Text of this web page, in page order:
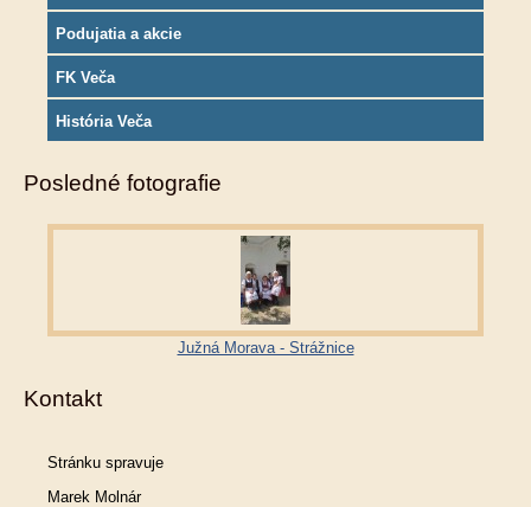
Podujatia a akcie
FK Veča
História Veča
Posledné fotografie
Južná Morava - Strážnice
Kontakt
Stránku spravuje
Marek Molnár